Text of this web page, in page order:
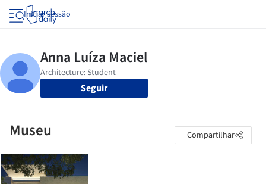
Iniciar sessão
Seguir
Museu Compartilhar